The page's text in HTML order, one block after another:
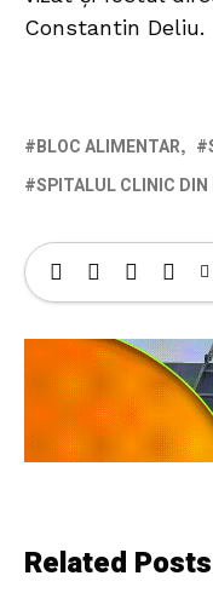
Constantin Deliu.
BLOC ALIMENTAR
SPITALUL CLINIC DIN
Related Posts